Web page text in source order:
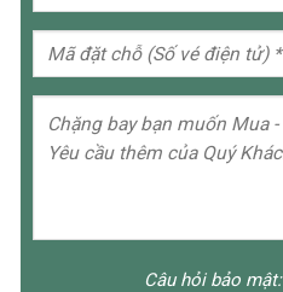
Câu hỏi bảo mật: